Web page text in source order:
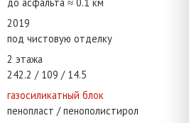
до асфальта ≈ 0.1 км
2019
под чистовую отделку
2 этажа
242.2 109
14.5
газосиликатный блок
пенопласт / пенополистирол